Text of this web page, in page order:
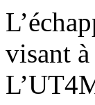
visant